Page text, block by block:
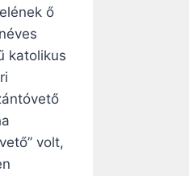
ő
katolikus
volt,